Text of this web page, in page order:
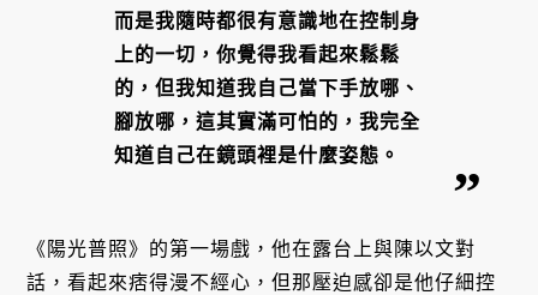
而是我隨時都很有意識地在控制身
上的一切，你覺得我看起來鬆鬆
的，但我知道我自己當下手放哪、
腳放哪，這其實滿可怕的，我完全
知道自己在鏡頭裡是什麼姿態。
《陽光普照》的第一場戲，他在露台上與陳以文對
話，看起來痞得漫不經心，但那壓迫感卻是他仔細控